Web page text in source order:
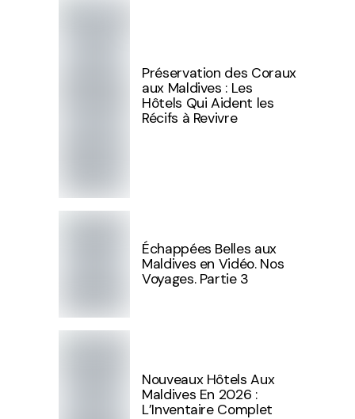
Préservation des Coraux
aux Maldives : Les
Hôtels Qui Aident les
Récifs à Revivre
Échappées Belles aux
Maldives en Vidéo. Nos
Voyages. Partie 3
Nouveaux Hôtels Aux
Maldives En 2026 :
L’Inventaire Complet